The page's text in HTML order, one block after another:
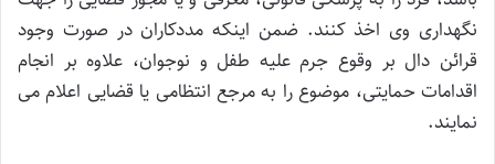
نگهداری وی اخذ کنند. ضمن اینکه مددکاران در صورت وجود
قرائن دال بر وقوع جرم علیه طفل و نوجوان، علاوه بر انجام
اقدامات حمایتی، موضوع را به مرجع انتظامی یا قضایی اعلام می
نمایند.